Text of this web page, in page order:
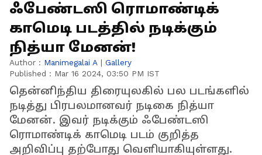
ஃபேண்டஸி ரொமாண்டிக்
காமெடி படத்தில் நடிக்கும்
நித்யா மேனன்!
Author : Manimegalai A | Gallery
Published : Mar 16 2024, 03:50 PM IST
தென்னிந்திய திரையுலகில் பல படங்களில்
நடித்து பிரபலமானவர் நடிகை நித்யா
மேனன். இவர் நடிக்கும் ஃபேண்டஸி
ரொமாண்டிக் காமெடி படம் குறித்த
அறிவிப்பு தற்போது வெளியாகியுள்ளது.